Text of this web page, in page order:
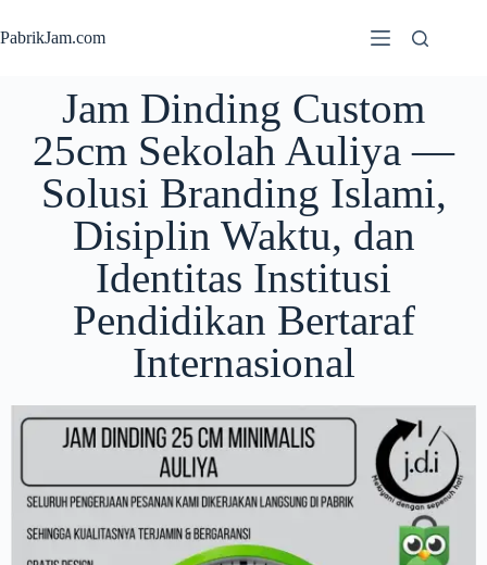
PabrikJam.com
Jam Dinding Custom
25cm Sekolah Auliya —
Solusi Branding Islami,
Disiplin Waktu, dan
Identitas Institusi
Pendidikan Bertaraf
Internasional